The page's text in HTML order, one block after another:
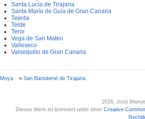
Santa Lucí­a de Tirajana
Santa Marí­a de Guí­a de Gran Canaria
Tejeda
Telde
Teror
Vega de San Mateo
Valleseco
Valsequillo de Gran Canaria
Moya» San Bartolomé de Tirajana
2026 , José
Dieses Werk ist lizensiert unter einer Creative